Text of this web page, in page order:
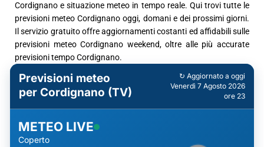
Cordignano e situazione meteo in tempo reale. Qui trovi tutte le
previsioni meteo Cordignano oggi, domani e dei prossimi giorni.
Il servizio gratuito offre aggiornamenti costanti ed affidabili sulle
previsioni meteo Cordignano weekend, oltre alle più accurate
previsioni tempo Cordignano.
Previsioni meteo
per Cordignano (TV)
↻ Aggiornato a oggi
Venerdì 7 Agosto 2026
ore 23
METEO LIVE
Coperto